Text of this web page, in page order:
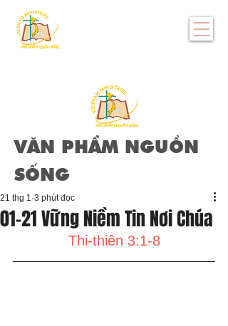
VĂN PHẨM NGUỒN
SỐNG
01-21 Vững Niềm Tin Nơi Chúa
21 thg 1 3 phút đọc
Thi-thiên 3:1-8